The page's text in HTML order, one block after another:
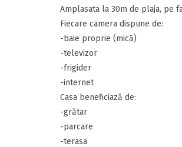
Amplasata la 30m de plaja, pe
Fiecare camera dispune de:
-baie proprie (mică)
-televizor
-frigider
-internet
Casa beneficiază de:
-grătar
-parcare
-terasa